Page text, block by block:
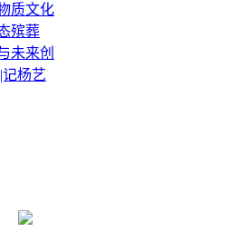
质文化
殡葬
未来创
杨艺